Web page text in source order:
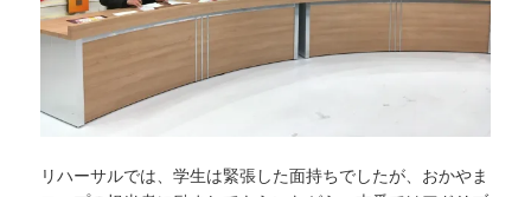
リハーサルでは、学生は緊張した面持ちでしたが、おかやま